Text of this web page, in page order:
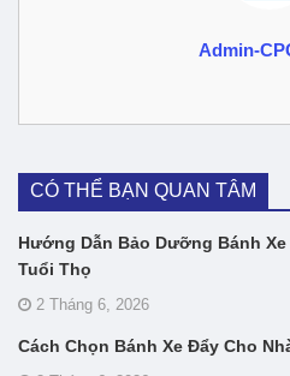
Admin-
CÓ THỂ BẠN QUAN TÂM
Hướng Dẫn Bảo Dưỡng Bánh
Tuổi Thọ
2 Tháng 6, 2026
Cách Chọn Bánh Xe Đẩy Cho